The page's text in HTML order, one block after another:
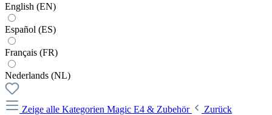
English (EN)
Español (ES)
Français (FR)
Nederlands (NL)
Zeige alle Kategorien Magic E4 & Zubehör
Zurück